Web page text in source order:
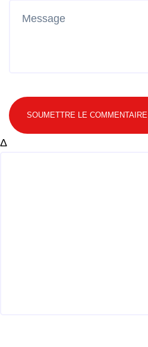
SOUMETTRE LE COMMENTAIRE
Δ